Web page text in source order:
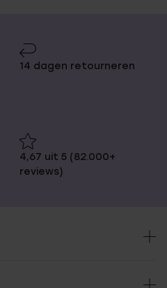
14 dagen retourneren
4,67 uit 5 (82.000+
reviews)